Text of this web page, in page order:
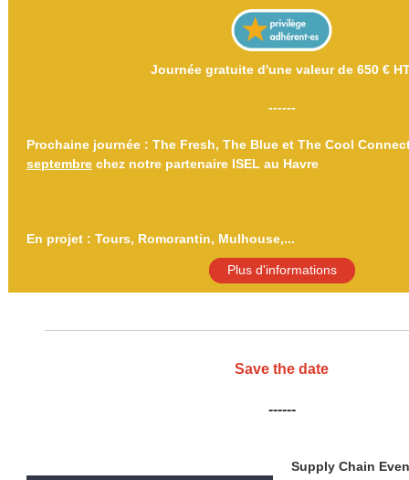
Journée gratuite d'une valeur de 650 €
------
Prochaine journée : The Fresh, The Blue et The Cool
septembrechez notre partenaire ISEL au Havre
En projet : Tours, Romorantin, Mulhouse,...
Plus d'informations
Save the date
------
Supply Chain